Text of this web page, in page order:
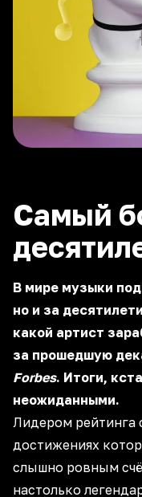
Самый
В мире музыки
но и за
какой артист
за прошедшую
Forbes. Итоги,
неожиданными.
Лидером рейтинга
достижениях
слышно ровным
настолько